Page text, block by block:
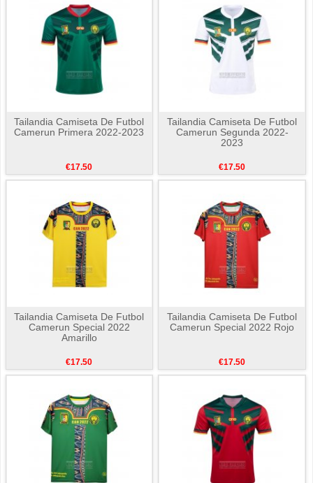
Tailandia Camiseta De Futbol
Camerun Primera 2022-2023
€17.50
Tailandia Camiseta De Futbol
Camerun Segunda 2022-
2023
€17.50
Tailandia Camiseta De Futbol
Camerun Special 2022
Amarillo
€17.50
Tailandia Camiseta De Futbol
Camerun Special 2022 Rojo
€17.50